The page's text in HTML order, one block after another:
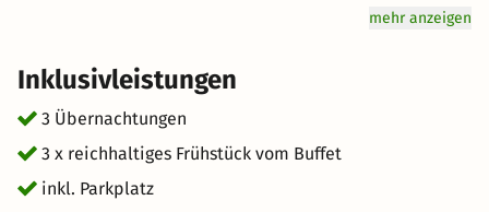
frischen Eierspeisen und kehren so entspannt in den
Alltag zurück. Auf Wunsch können zusätzlich eine Flasche
Sekt zur Ankunft, ein Candle light Dinner oder eine
entspannende Rückenmassage gebucht werden.
mehr anzeigen
Inklusivleistungen
3 Übernachtungen
3 x reichhaltiges Frühstück vom Buffet
inkl. Parkplatz